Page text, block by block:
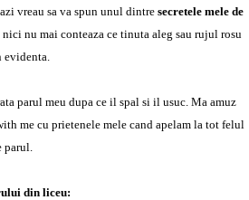
vreau sa va spun unul dintre secretele mele de
nici nu mai conteaza ce tinuta aleg sau rujul rosu
evidenta.
parul meu dupa ce il spal si il usuc. Ma amuz
me cu prietenele mele cand apelam la tot felul
parul.
din liceu: